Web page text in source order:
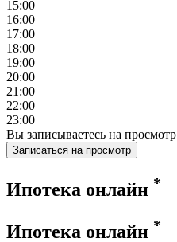
15:00
16:00
17:00
18:00
19:00
20:00
21:00
22:00
23:00
Вы записываетесь на просмотр
Записаться на просмотр
Ипотека онлайн *
Ипотека онлайн *